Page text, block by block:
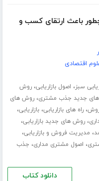
باعث ارتقای کسب و‌
اقتصادی
سبز، اصول بازاریابی،روش
جدید جذب مشتری،روش های
،راه های بازاریابی،بازاریابی،
،روش های جدید بازاریابی،
، مدیریت فروش و بازاریابی،
، اصول مشتری مداری، جذب
دانلود کتاب